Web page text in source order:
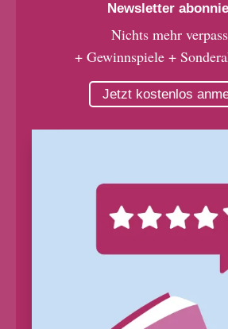
Newsletter
Nichts mehr
+ Gewinnspiele +
Jetzt kostenlos